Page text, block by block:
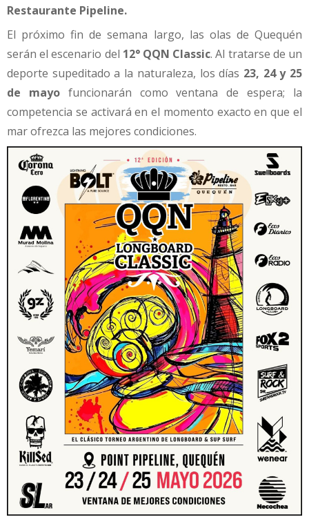
Restaurante Pipeline.
El próximo fin de semana largo, las olas de Quequén
serán el escenario del 12° QQN Classic. Al tratarse de un
deporte supeditado a la naturaleza, los días 23, 24 y 25
de mayofuncionarán como ventana de espera; la
competencia se activará en el momento exacto en que el
mar ofrezca las mejores condiciones.